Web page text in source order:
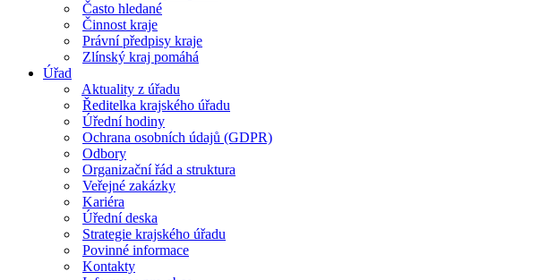
Často hledané
Činnost kraje
Právní předpisy kraje
Zlínský kraj pomáhá
Úřad
Aktuality z úřadu
Ředitelka krajského úřadu
Úřední hodiny
Ochrana osobních údajů (GDPR)
Odbory
Organizační řád a struktura
Veřejné zakázky
Kariéra
Úřední deska
Strategie krajského úřadu
Povinné informace
Kontakty